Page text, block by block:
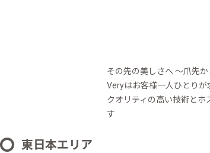
その先の美しさへ ～爪先
Veryはお客様一人ひとり
クオリティの高い技術と
す
東日本エリア